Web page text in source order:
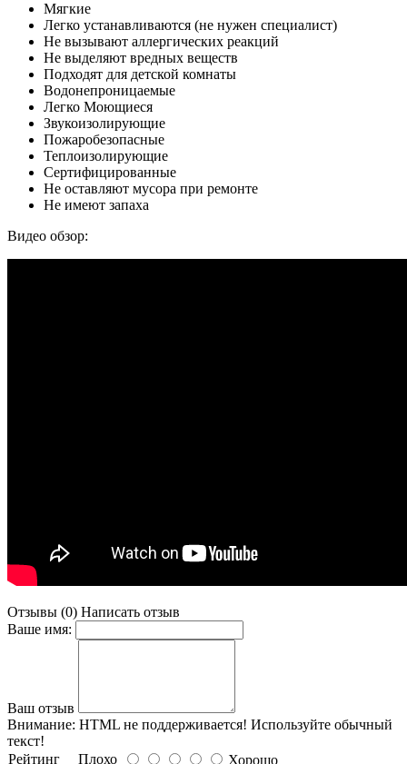
Мягкие
Легко устанавливаются (не нужен специалист)
Не вызывают аллергических реакций
Не выделяют вредных веществ
Подходят для детской комнаты
Водонепроницаемые
Легко Моющиеся
Звукоизолирующие
Пожаробезопасные
Теплоизолирующие
Сертифицированные
Не оставляют мусора при ремонте
Не имеют запаха
Видео обзор:
Отзывы (0) Написать отзыв
Ваше имя:
Ваш отзыв
Внимание: HTML не поддерживается! Используйте обычный
текст!
Рейтинг Плохо Хорошо